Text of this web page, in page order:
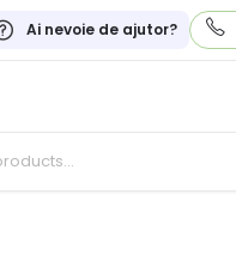
Ai nevoie de ajutor?